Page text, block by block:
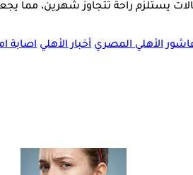
يستلزم راحة تتجاوز شهرين، مما
الأهلي المصري أخبار الأهلي اصابة